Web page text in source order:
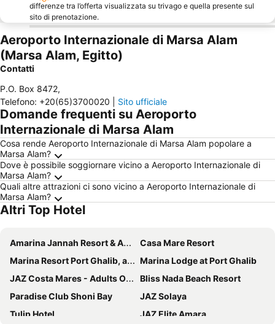
differenze tra l’offerta visualizzata su trivago e quella presente sul
sito di prenotazione.
Aeroporto Internazionale di Marsa Alam
(Marsa Alam, Egitto)
Contatti
P.O. Box 8472,
Telefono: +20(65)3700020 Sito ufficiale
Domande frequenti su Aeroporto
Internazionale di Marsa Alam
Cosa rende Aeroporto Internazionale di Marsa Alam popolare a
Marsa Alam?
Dove è possibile soggiornare vicino a Aeroporto Internazionale di
Marsa Alam?
Quali altre attrazioni ci sono vicino a Aeroporto Internazionale di
Marsa Alam?
Altri Top Hotel
Amarina Jannah Resort & Aqua Park
Casa Mare Resort
Marina Resort Port Ghalib, a member of Radisson Individuals
Marina Lodge at Port Ghalib
JAZ Costa Mares - Adults Only +16
Bliss Nada Beach Resort
Paradise Club Shoni Bay
JAZ Solaya
Tulip Hotel
JAZ Elite Amara